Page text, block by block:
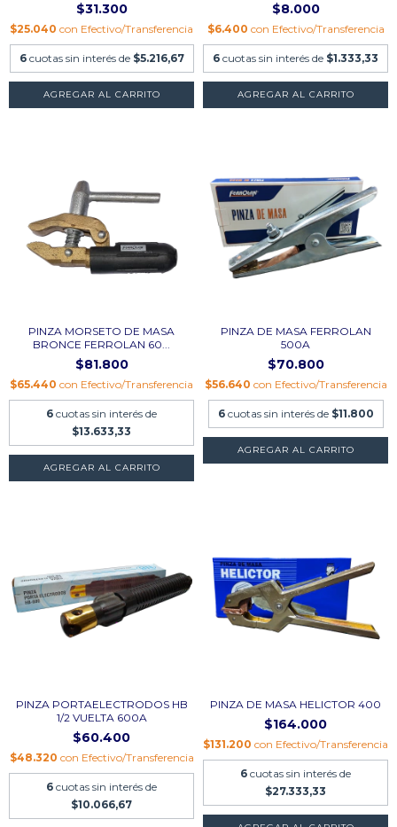
$31.300
$25.040 con Efectivo/Transferencia
6 cuotas sin interés de $5.216,67
$8.000
$6.400 con Efectivo/Transferencia
6 cuotas sin interés de $1.333,33
AGREGAR AL CARRITO
PINZA MORSETO DE MASA
BRONCE FERROLAN 60...
$81.800
$65.440 con Efectivo/Transferencia
6 cuotas sin interés de
$13.633,33
PINZA DE MASA FERROLAN
500A
$70.800
$56.640 con Efectivo/Transferencia
6 cuotas sin interés de $11.800
PINZA PORTAELECTRODOS HB
1/2 VUELTA 600A
$60.400
$48.320 con Efectivo/Transferencia
6 cuotas sin interés de
$10.066,67
PINZA DE MASA HELICTOR 400
$164.000
$131.200 con Efectivo/Transferencia
6 cuotas sin interés de
$27.333,33